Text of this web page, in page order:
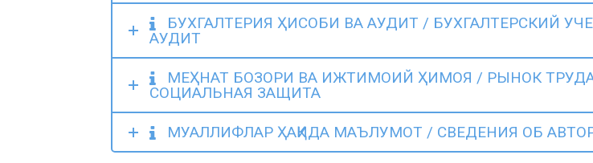
БУХГАЛТЕРИЯ ҲИСОБИ ВА АУДИТ / БУХГАЛТЕРСКИЙ
АУДИТ
МЕҲНАТ БОЗОРИ ВА ИЖТИМОИЙ ҲИМОЯ / РЫНОК
СОЦИАЛЬНАЯ ЗАЩИТА
МУАЛЛИФЛАР ҲАҚИДА МАЪЛУМОТ / СВЕДЕНИЯ ОБ